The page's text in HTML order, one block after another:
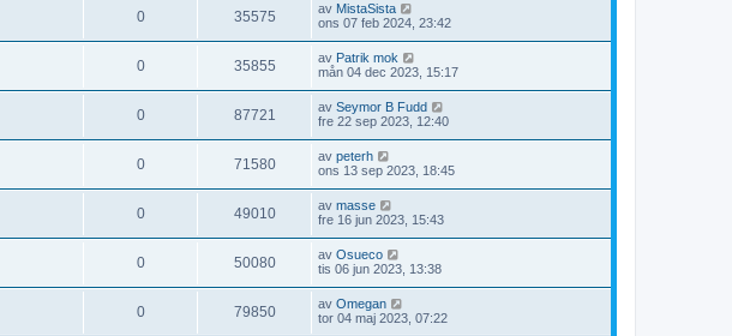
0 35575 av MistaSista
ons 07 feb 2024, 23:42
0 35855 av Patrik mok
mån 04 dec 2023, 15:17
0 87721 av Seymor B Fudd
fre 22 sep 2023, 12:40
0 71580 av peterh
ons 13 sep 2023, 18:45
0 49010 av masse
fre 16 jun 2023, 15:43
0 50080 av Osueco
tis 06 jun 2023, 13:38
0 79850 av Omegan
tor 04 maj 2023, 07:22